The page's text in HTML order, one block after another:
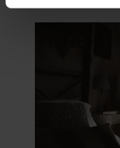
intrekken in de
We gebruiken
personaliseren, om
en om ons
informatie over uw
partners voor social
partners kunnen
informatie die u aan